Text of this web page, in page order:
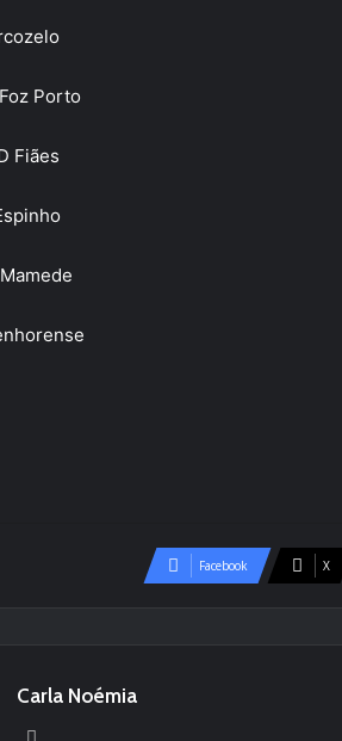
Porto
Fiães
Facebook X
Carla Noémia